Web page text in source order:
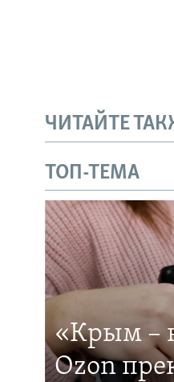
ЧИТАЙТЕ
ТОП-ТЕМА
«Крым –
Ozon